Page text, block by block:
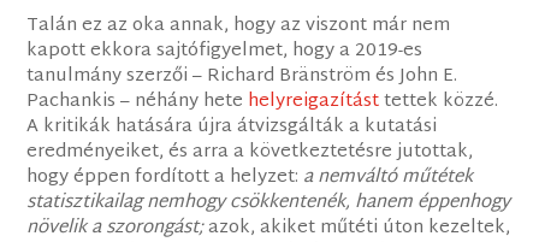
Talán ez az oka annak, hogy az viszont már nem
kapott ekkora sajtófigyelmet, hogy a 2019-es
tanulmány szerzői – Richard Bränström és John E.
Pachankis – néhány hete helyreigazításttettek közzé.
A kritikák hatására újra átvizsgálták a kutatási
eredményeiket, és arra a következtetésre jutottak,
hogy éppen fordított a helyzet: a nemváltó műtétek
statisztikailag nemhogy csökkentenék, hanem éppenhogy
növelik a szorongást;azok, akiket műtéti úton kezeltek,